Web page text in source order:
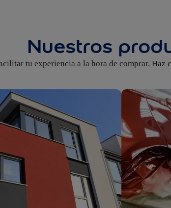
Nuestros
tu experiencia a la hora de comprar. Haz